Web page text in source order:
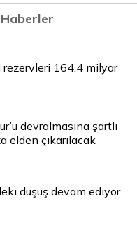
rezervleri 164,4 milyar
devralmasına şartlı
elden çıkarılacak
düşüş devam ediyor